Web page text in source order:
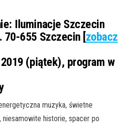
Iluminacje Szczecin
70-655 Szczecin [zobacz
(piątek), program w
muzyka, świetne
niesamowite historie, spacer po